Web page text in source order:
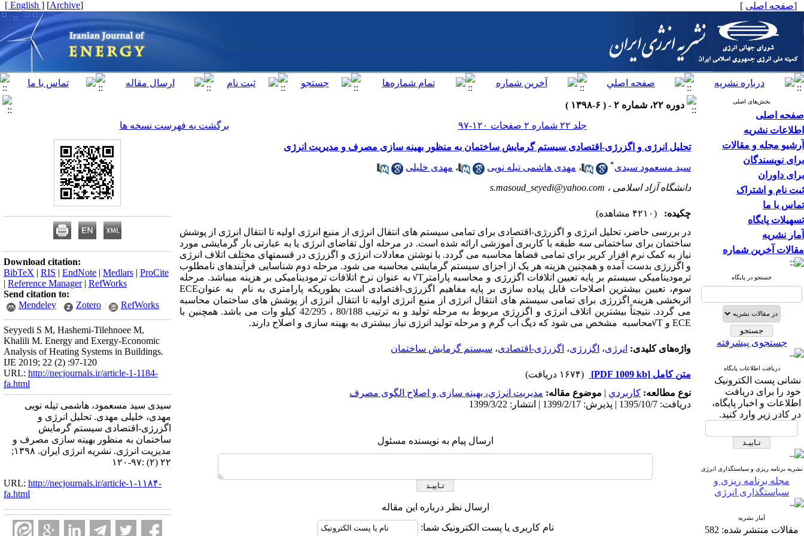
[صفحه اصلی ]
[
Archive
]
[ English ]
بخش‌های اصلی
صفحه اصلی
اطلاعات نشریه
آرشیو مجله و مقالات
برای نویسندگان
برای داوران
ثبت نام و اشتراک
تماس با ما
تسهیلات پایگاه
آمار نشریه
مقالات آخرین شماره
جستجو در پایگاه
جستجوی پیشرفته
دریافت اطلاعات پایگاه
نشانی پست الکترونیک
خود را برای دریافت
اطلاعات و اخبار پایگاه،
در کادر زیر وارد کنید.
نشریه برنامه ریزی و سیاستگذاری انرژی
مجله برنامه ریزی و
سیاستگذاری انرژی
آمار نشریه
مقالات منتشر شده: 582
دوره ۲۲، شماره ۲ - ( ۶-۱۳۹۸ )
جلد ۲۲ شماره ۲ صفحات ۱۲۰-۹۷
برگشت به فهرست نسخه ها
تحلیل انرژی و اگزرژی-اقتصادی سیستم گرمایش ساختمان به منظور بهینه سازی مصرف و مدیریت انرژی
سید مسعمود سیدی* ، مهدی هاشمی تیله نویی ، مهدی خلیلی
دانشگاه آزاد اسلامی ، s.masoud_seyedi@yahoo.com
چکیده:
(۴۲۱۰ مشاهده)
در بررسی حاضر، تحلیل انرژی و اگزرژی-اقتصادی برای تمامی سیستم های انتقال انرژی از منبع انرژی اولیه تا انتقال انرژی از پوشش
ساختمان برای ساختمانی سه طبقه با کاربری آموزشی ارائه شده است. در مرحله اول تقاضای انرژی یا به عبارتی بار گرمایشی مورد
نیاز به کمک نرم افزار کریر برای تمامی فضا­ها محاسبه می گردد. با نوشتن معادلات انرژی و اگزرژی در قسمتهای مختلف اتلاف انرژی
و اگزرژی بدست آمده و همچنین هزینه هر یک از اجزای سیستم گرمایشی محاسبه می شود. مرحله دوم شناسایی فرآیندهای نامطلوب
ترمودینامیکی سیستم بر پایه تعیین اتلافات اگزرژی و محاسبه پارامتر
به عنوان نرخ اتلافات ترمودینامیکی بر هزینه می­باشد. مرحله
سوم، تعیین بیشترین اصلاحات قابل پیاده سازی بر پایه مفاهیم اگزرژی-اقتصادی است بطوریکه پارامتری به نام
ECEبه عنوان
اثربخشی هزینه اگزرژی برای تمامی سیستم های انتقال انرژی از منبع انرژی اولیه تا انتقال انرژی از پوشش های ساختمان محاسبه
می گردد. نتیجتاً بیشترین اتلاف انرژی و اگزرژی مربوط به مرحله تولید و به ترتیب 80/188 ، 42/295 کیلو وات می باشد. همچنین با
محاسبه
و ECE مشخص می شود که دیگ آب گرم و مرحله تولید انرژی نیاز بیشتر ی به بهینه سازی و اصلاح دارند.
واژه‌های کلیدی: انرژی، اگزرژی، اگزرژی-اقتصادی، سیستم گرمایش ساختمان
متن کامل [PDF 1009 kb]
(۱۶۷۴ دریافت)
نوع مطالعه: كاربردي | موضوع مقاله: مديريت انرژي، بهینه سازی و اصلاح الگوی مصرف
دریافت: 1395/10/7 | پذیرش: 1399/2/17 | انتشار: 1399/3/22
ارسال پیام به نویسنده مسئول
ارسال نظر درباره این مقاله
نام کاربری یا پست الکترونیک شما:
Download citation:
BibTeX | RIS | EndNote | Medlars | ProCite
| Reference Manager| RefWorks
Send citation to:
Mendeley
Zotero RefWorks
Seyyedi S M, Hashemi-Tilehnoee M,
Khalili M. Energy and Exergy-Economic
Analysis of Heating Systems in Buildings.
IJE 2019; 22 (2) :97-120
URL: http://necjournals.ir/article-1-1184-
fa.html
سیدی سید مسعمود، هاشمی تیله نویی
مهدی، خلیلی مهدی. تحلیل انرژی و
اگزرژی-اقتصادی سیستم گرمایش
ساختمان به منظور بهینه سازی مصرف و
مدیریت انرژی. نشریه انرژی ایران. ۱۳۹۸;
۲۲ (۲) :۹۷-۱۲۰
URL: http://necjournals.ir/article-۱-۱۱۸۴-
fa.html